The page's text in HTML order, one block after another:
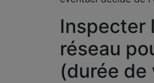
Inspecter
réseau
(durée de